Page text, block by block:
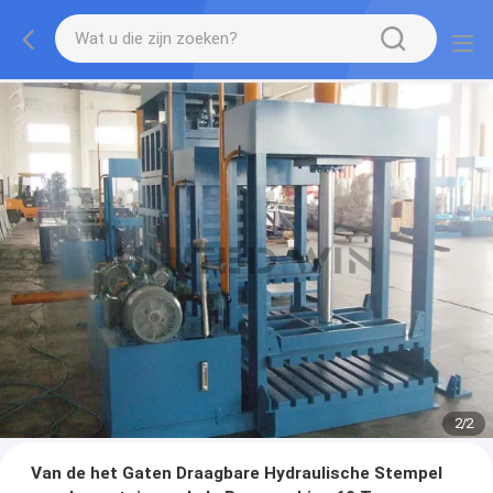
2/2
Van de het Gaten Draagbare Hydraulische Stempel